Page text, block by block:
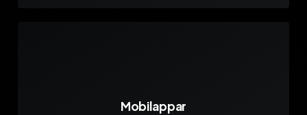
Mobilappar